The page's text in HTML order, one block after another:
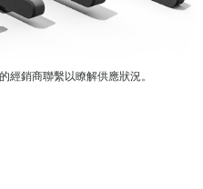
經銷商聯繫以瞭解供應狀況。